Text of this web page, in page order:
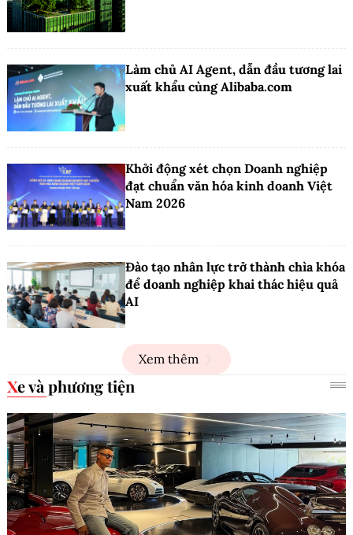
Làm chủ AI Agent, dẫn đầu tương lai
xuất khẩu cùng Alibaba.com
Khởi động xét chọn Doanh nghiệp
đạt chuẩn văn hóa kinh doanh Việt
Nam 2026
Đào tạo nhân lực trở thành chìa khóa
để doanh nghiệp khai thác hiệu quả
AI
Xem thêm
Xe và phương tiện